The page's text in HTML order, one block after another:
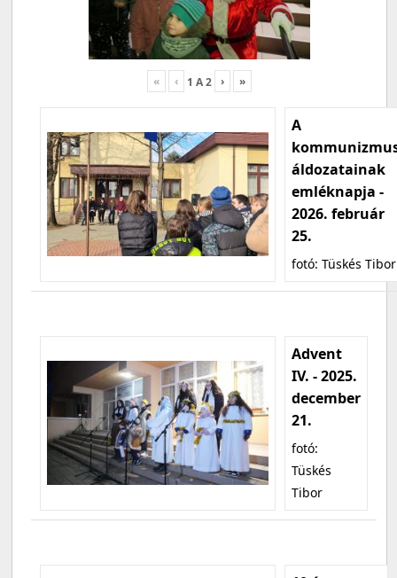
« ‹ 1 A2 › »
A
áldozatainak
emléknapja -
2026. február
25.
fotó: Tüskés Tibor
Advent
IV. - 2025.
december
21.
fotó:
Tüskés
Tibor